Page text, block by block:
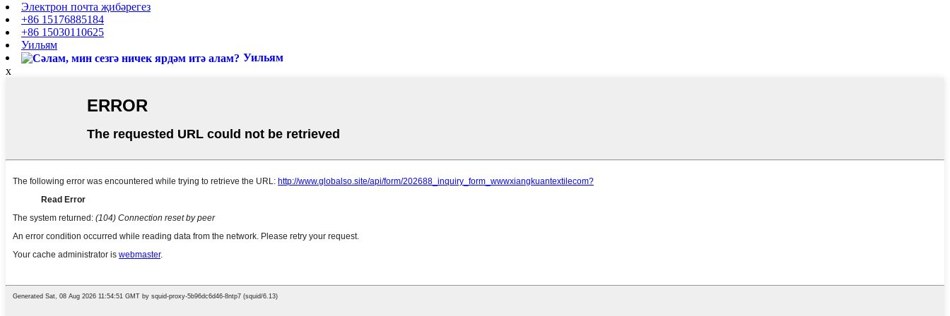
Электрон почта җибәрегез
+86 15176885184
+86 15030110625
Уильям
Уильям
x